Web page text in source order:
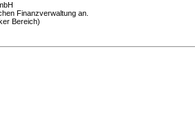
Finanzverwaltung an.
Bereich)